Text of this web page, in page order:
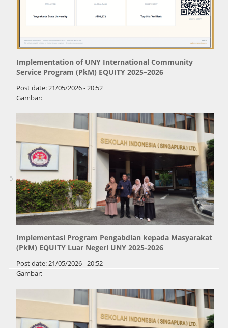
Implementation of UNY International Community
Service Program (PkM) EQUITY 2025–2026
Post date:21/05/2026 - 20:52
Gambar:
Implementasi Program Pengabdian kepada Masyarakat
(PkM) EQUITY Luar Negeri UNY 2025-2026
Post date:21/05/2026 - 20:52
Gambar:
Pages